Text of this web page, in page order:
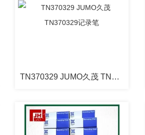
TN370329 JUMO久茂 TN370329记录笔